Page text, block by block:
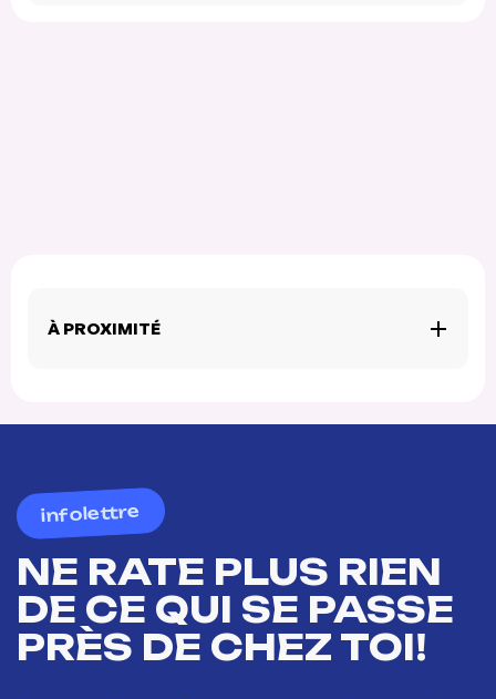
À PROXIMITÉ
infolettre
NE RATE PLUS RIEN
DE CE QUI SE PASSE
PRÈS DE CHEZ TOI!